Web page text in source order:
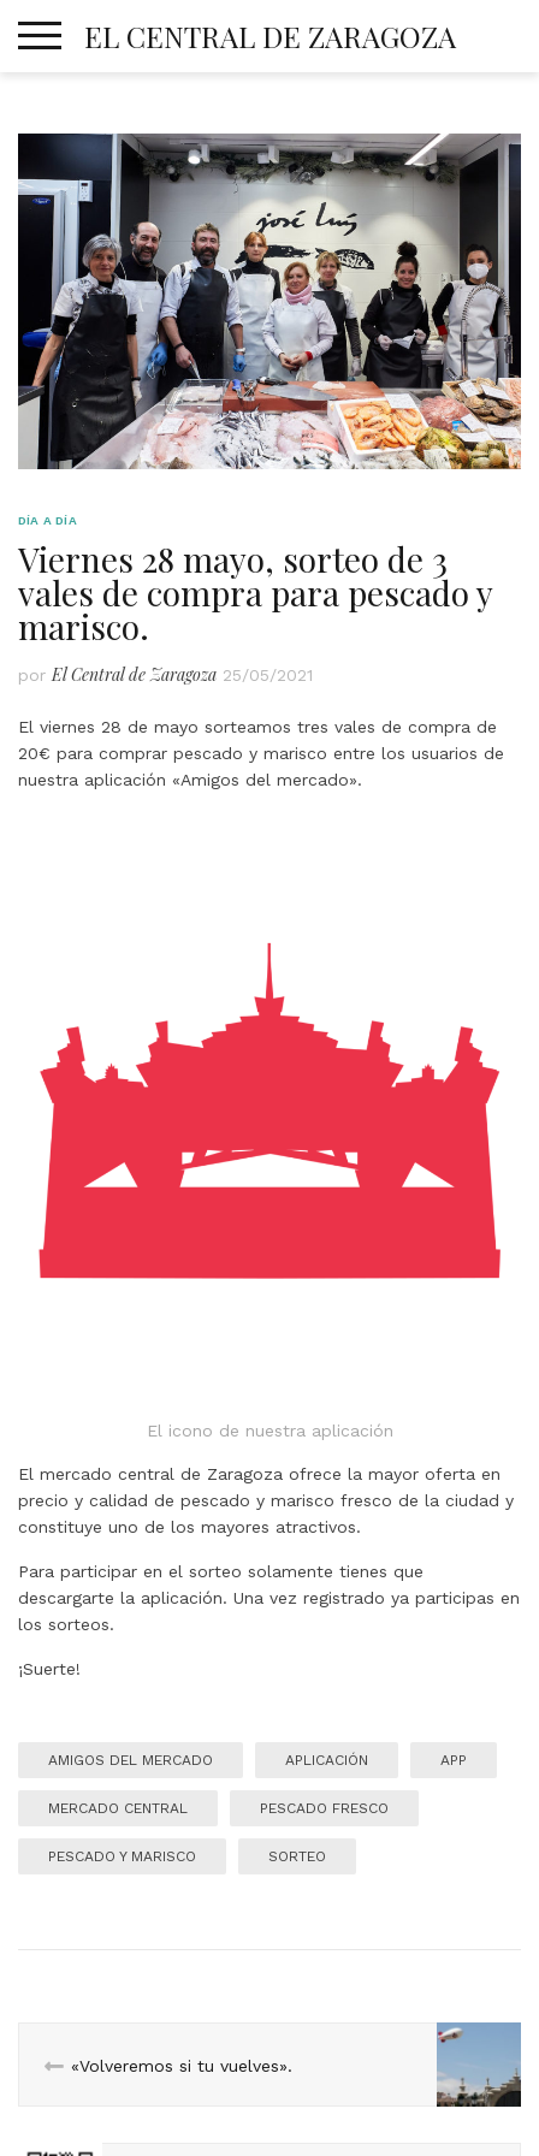
EL CENTRAL DE ZARAGOZA
DÍA A DÍA
Viernes 28 mayo, sorteo de 3
vales de compra para pescado y
marisco.
por El Central de Zaragoza 25/05/2021
El viernes 28 de mayo sorteamos tres vales de compra de
20€ para comprar pescado y marisco entre los usuarios de
nuestra aplicación «Amigos del mercado».
El icono de nuestra aplicación
El mercado central de Zaragoza ofrece la mayor oferta en
precio y calidad de pescado y marisco fresco de la ciudad y
constituye uno de los mayores atractivos.
Para participar en el sorteo solamente tienes que
descargarte la aplicación. Una vez registrado ya participas en
los sorteos.
¡Suerte!
AMIGOS DEL MERCADO APLICACIÓN APP
MERCADO CENTRAL PESCADO FRESCO
PESCADO Y MARISCO SORTEO
«Volveremos si tu vuelves».